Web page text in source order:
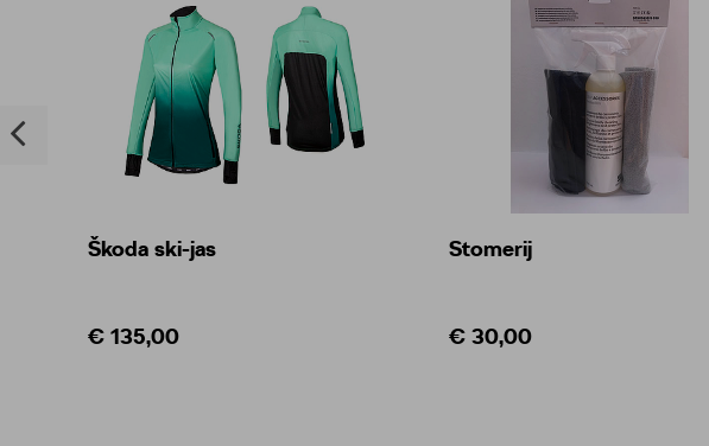
Škoda ski-jas
€ 135,00
Stomerij
€ 30,00